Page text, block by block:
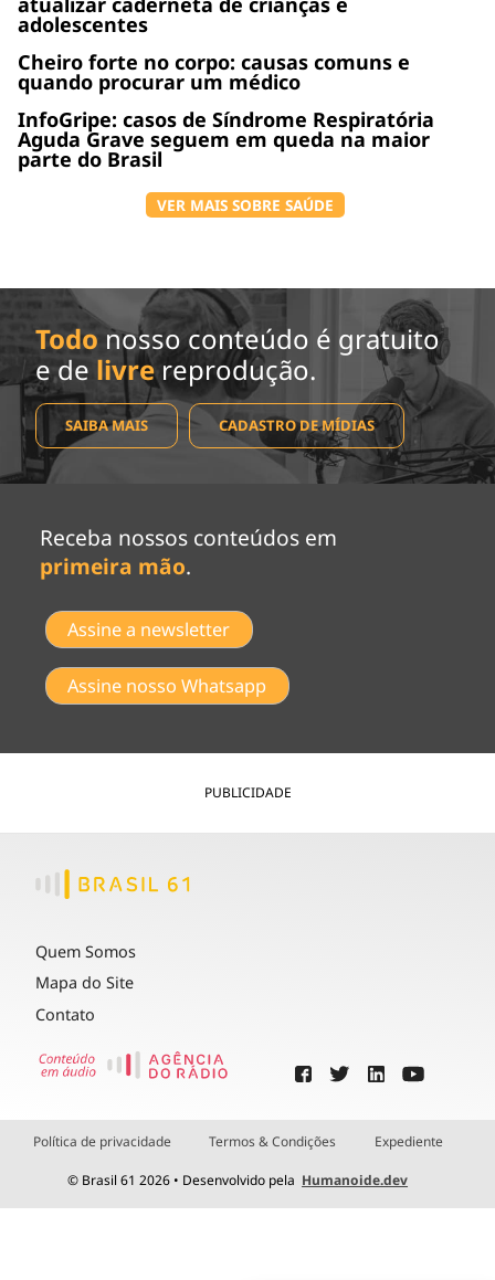
adolescentes
Cheiro forte no corpo: causas comuns e
quando procurar um médico
InfoGripe: casos de Síndrome Respiratória
Aguda Grave seguem em queda na maior
parte do Brasil
VER MAIS SOBRE SAÚDE
Todo nosso conteúdo é gratuito
e de livrereprodução.
SAIBA MAIS CADASTRO DE MÍDIAS
Receba nossos conteúdos em
primeira mão.
Assine a newsletter
Assine nosso Whatsapp
PUBLICIDADE
Quem Somos
Mapa do Site
Contato
Política de privacidade Termos & Condições Expediente
© Brasil 61 2026 • Desenvolvido pela Humanoide.dev